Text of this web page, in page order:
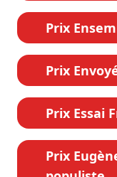
Prix
Prix
Prix Essai
Prix